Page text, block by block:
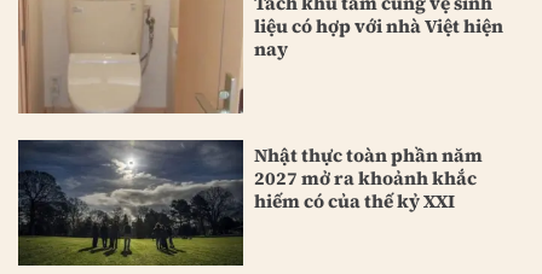
liệu có hợp với nhà Việt hiện
nay
Nhật thực toàn phần năm
2027 mở ra khoảnh khắc
hiếm có của thế kỷ XXI